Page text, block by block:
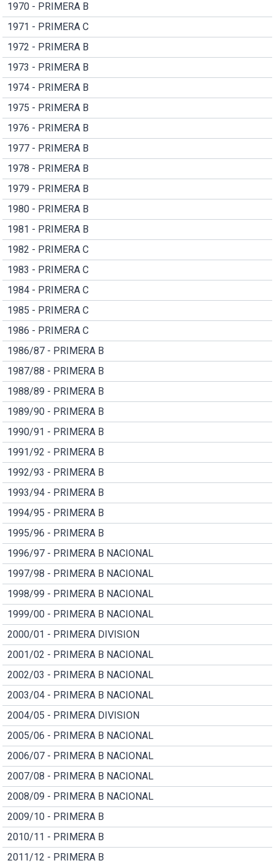
1970 - PRIMERA B
1971 - PRIMERA C
1972 - PRIMERA B
1973 - PRIMERA B
1974 - PRIMERA B
1975 - PRIMERA B
1976 - PRIMERA B
1977 - PRIMERA B
1978 - PRIMERA B
1979 - PRIMERA B
1980 - PRIMERA B
1981 - PRIMERA B
1982 - PRIMERA C
1983 - PRIMERA C
1984 - PRIMERA C
1985 - PRIMERA C
1986 - PRIMERA C
1986/87 - PRIMERA B
1987/88 - PRIMERA B
1988/89 - PRIMERA B
1989/90 - PRIMERA B
1990/91 - PRIMERA B
1991/92 - PRIMERA B
1992/93 - PRIMERA B
1993/94 - PRIMERA B
1994/95 - PRIMERA B
1995/96 - PRIMERA B
1996/97 - PRIMERA B NACIONAL
1997/98 - PRIMERA B NACIONAL
1998/99 - PRIMERA B NACIONAL
1999/00 - PRIMERA B NACIONAL
2000/01 - PRIMERA DIVISION
2001/02 - PRIMERA B NACIONAL
2002/03 - PRIMERA B NACIONAL
2003/04 - PRIMERA B NACIONAL
2004/05 - PRIMERA DIVISION
2005/06 - PRIMERA B NACIONAL
2006/07 - PRIMERA B NACIONAL
2007/08 - PRIMERA B NACIONAL
2008/09 - PRIMERA B NACIONAL
2009/10 - PRIMERA B
2010/11 - PRIMERA B
2011/12 - PRIMERA B